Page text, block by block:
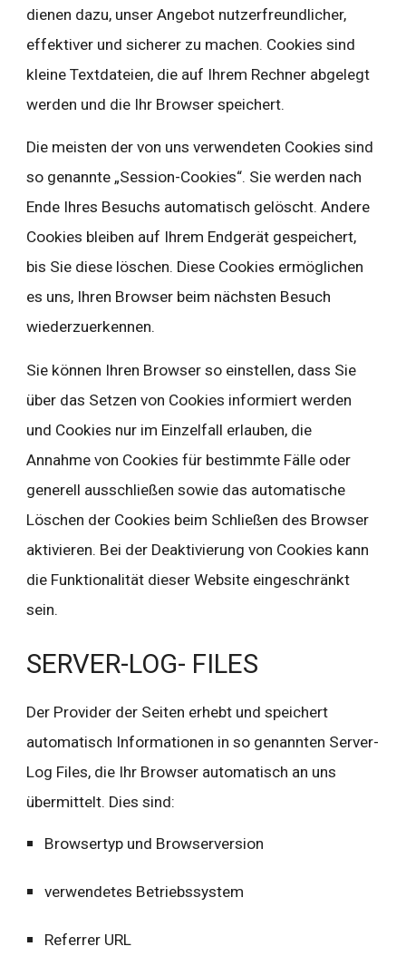
dienen dazu, unser Angebot nutzerfreundlicher,
effektiver und sicherer zu machen. Cookies sind
kleine Textdateien, die auf Ihrem Rechner abgelegt
werden und die Ihr Browser speichert.
Die meisten der von uns verwendeten Cookies sind
so genannte „Session-Cookies“. Sie werden nach
Ende Ihres Besuchs automatisch gelöscht. Andere
Cookies bleiben auf Ihrem Endgerät gespeichert,
bis Sie diese löschen. Diese Cookies ermöglichen
es uns, Ihren Browser beim nächsten Besuch
wiederzuerkennen.
Sie können Ihren Browser so einstellen, dass Sie
über das Setzen von Cookies informiert werden
und Cookies nur im Einzelfall erlauben, die
Annahme von Cookies für bestimmte Fälle oder
generell ausschließen sowie das automatische
Löschen der Cookies beim Schließen des Browser
aktivieren. Bei der Deaktivierung von Cookies kann
die Funktionalität dieser Website eingeschränkt
sein.
SERVER-LOG- FILES
Der Provider der Seiten erhebt und speichert
automatisch Informationen in so genannten Server-
Log Files, die Ihr Browser automatisch an uns
übermittelt. Dies sind:
Browsertyp und Browserversion
verwendetes Betriebssystem
Referrer URL